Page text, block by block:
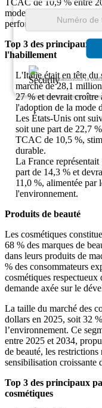
Nous garantissons la
TCAC de 10,9 % entre
mode durable et une
performance et les
Top 3 des principaux
l'habillement
L'Italie était en tête du
marché de 28,1
27 % et devrait
l'adoption de la mode
Les États-Unis ont
soit une part de 22,7
TCAC de 10,5 %,
durable.
La France
part de 14,3 % et
11,0 %, alimentée par
l'environnement.
Produits de beauté
Les cosmétiques
68 % des marques de
dans leurs produits de
% des consommateurs
cosmétiques
demande axée sur le
La taille du marché des
dollars en 2025, soit 32
l’environnement. Ce
entre 2025 et 2034,
de beauté, les
sensibilisation croissante
Top 3 des principaux
cosmétiques